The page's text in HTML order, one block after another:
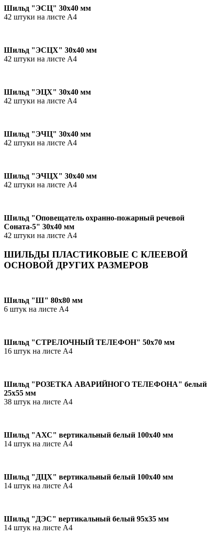
Шильд "ЭСЦ" 30х40 мм
42 штуки на листе А4
Шильд "ЭСЦХ" 30х40 мм
42 штуки на листе А4
Шильд "ЭЦХ" 30х40 мм
42 штуки на листе А4
Шильд "ЭЧЦ" 30х40 мм
42 штуки на листе А4
Шильд "ЭЧЦХ" 30х40 мм
42 штуки на листе А4
Шильд "Оповещатель охранно-пожарный речевой
Соната‑5" 30х40 мм
42 штуки на листе А4
ШИЛЬДЫ ПЛАСТИКОВЫЕ С КЛЕЕВОЙ
ОСНОВОЙ ДРУГИХ РАЗМЕРОВ
Шильд "Ш" 80х80 мм
6 штук на листе А4
Шильд "СТРЕЛОЧНЫЙ ТЕЛЕФОН" 50х70 мм
16 штук на листе А4
Шильд "РОЗЕТКА АВАРИЙНОГО ТЕЛЕФОНА" белый
25х55 мм
38 штук на листе А4
Шильд "АХС" вертикальный белый 100х40 мм
14 штук на листе А4
Шильд "ДЦХ" вертикальный белый 100х40 мм
14 штук на листе А4
Шильд "ДЭС" вертикальный белый 95х35 мм
14 штук на листе А4